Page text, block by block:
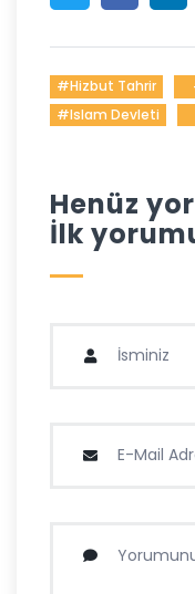
#Hizbut Tahrir
#islam Devleti
Henüz
İlk